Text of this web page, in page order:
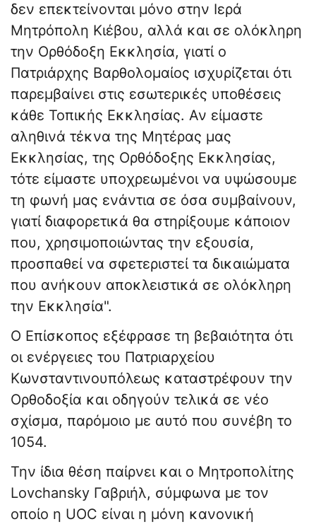
δεν επεκτείνονται μόνο στην Ιερά
Μητρόπολη Κιέβου, αλλά και σε ολόκληρη
την Ορθόδοξη Εκκλησία, γιατί ο
Πατριάρχης Βαρθολομαίος ισχυρίζεται ότι
παρεμβαίνει στις εσωτερικές υποθέσεις
κάθε Τοπικής Εκκλησίας. Αν είμαστε
αληθινά τέκνα της Μητέρας μας
Εκκλησίας, της Ορθόδοξης Εκκλησίας,
τότε είμαστε υποχρεωμένοι να υψώσουμε
τη φωνή μας ενάντια σε όσα συμβαίνουν,
γιατί διαφορετικά θα στηρίξουμε κάποιον
που, χρησιμοποιώντας την εξουσία,
προσπαθεί να σφετεριστεί τα δικαιώματα
που ανήκουν αποκλειστικά σε ολόκληρη
την Εκκλησία".
Ο Επίσκοπος εξέφρασε τη βεβαιότητα ότι
οι ενέργειες του Πατριαρχείου
Κωνσταντινουπόλεως καταστρέφουν την
Ορθοδοξία και οδηγούν τελικά σε νέο
σχίσμα, παρόμοιο με αυτό που συνέβη το
1054.
Την ίδια θέση παίρνει και ο Μητροπολίτης
Lovchansky Γαβριήλ, σύμφωνα με τον
οποίο η UOC είναι η μόνη κανονική